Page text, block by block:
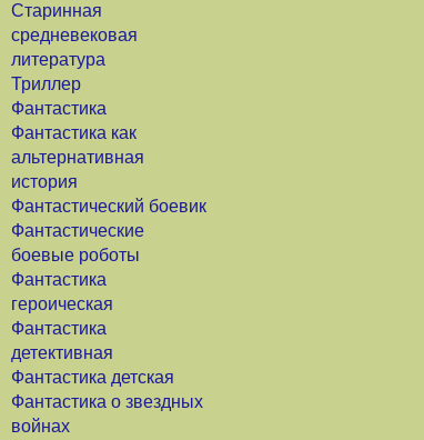
Старинная
средневековая
литература
Триллер
Фантастика
Фантастика как
альтернативная
история
Фантастический боевик
Фантастические
боевые роботы
Фантастика
героическая
Фантастика
детективная
Фантастика детская
Фантастика о звездных
войнах